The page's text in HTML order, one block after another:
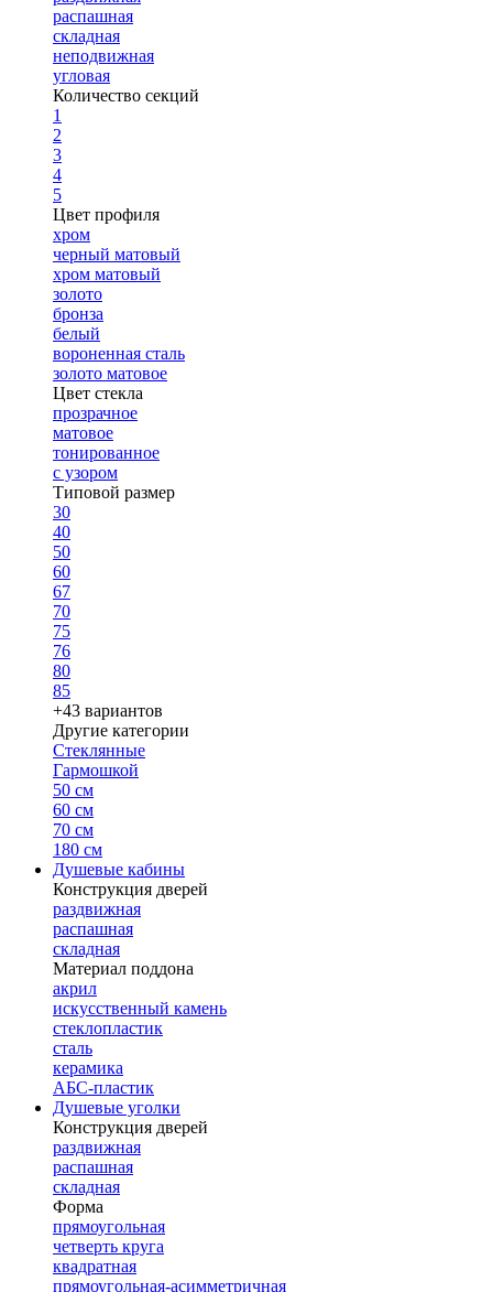
распашная
складная
неподвижная
угловая
Количество секций
1
2
3
4
5
Цвет профиля
хром
черный матовый
хром матовый
золото
бронза
белый
вороненная сталь
золото матовое
Цвет стекла
прозрачное
матовое
тонированное
с узором
Типовой размер
30
40
50
60
67
70
75
76
80
85
+43 вариантов
Другие категории
Стеклянные
Гармошкой
50 см
60 см
70 см
180 см
Душевые кабины
Конструкция дверей
раздвижная
распашная
складная
Материал поддона
акрил
искусственный камень
стеклопластик
сталь
керамика
АБС-пластик
Душевые уголки
Конструкция дверей
раздвижная
распашная
складная
Форма
прямоугольная
четверть круга
квадратная
прямоугольная-асимметричная